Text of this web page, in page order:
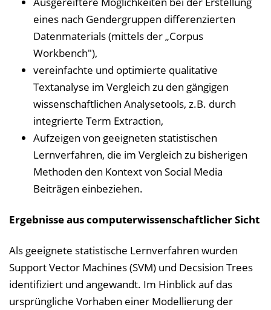
eines nach Gendergruppen differenzierten
Datenmaterials (mittels der „Corpus
Workbench"),
vereinfachte und optimierte qualitative
Textanalyse im Vergleich zu den gängigen
wissenschaftlichen Analysetools, z.B. durch
integrierte Term Extraction,
Aufzeigen von geeigneten statistischen
Lernverfahren, die im Vergleich zu bisherigen
Methoden den Kontext von Social Media
Beiträgen einbeziehen.
Ergebnisse aus computerwissenschaftlicher Sicht
Als geeignete statistische Lernverfahren wurden
Support Vector Machines (SVM) und Decsision Trees
identifiziert und angewandt. Im Hinblick auf das
ursprüngliche Vorhaben einer Modellierung der